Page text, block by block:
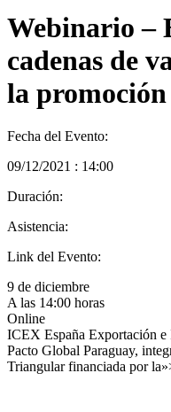
Webinario –
cadenas de
la promoción
Fecha del Evento:
09/12/2021 : 14:00
Duración:
Asistencia:
Link del Evento:
9 de diciembre
A las 14:00 horas
Online
ICEX España Exportación
Pacto Global Paraguay,
Triangular financiada por